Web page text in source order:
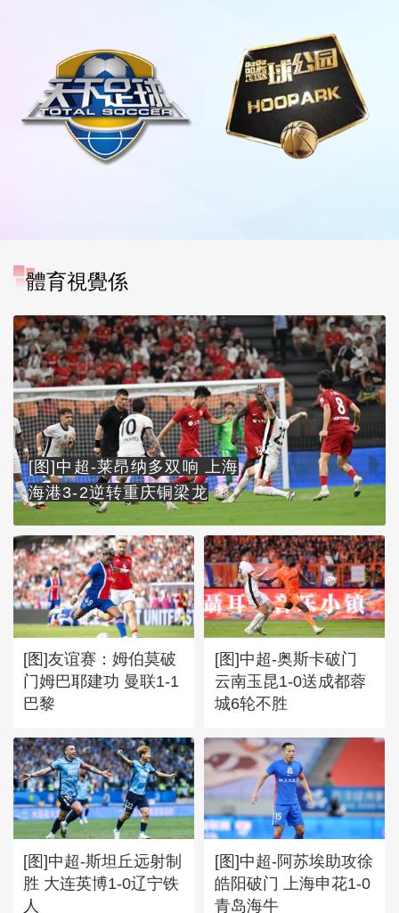
體育視覺係
[图]中超-莱昂纳多双响 上海
海港3-2逆转重庆铜梁龙
[图]友谊赛：姆伯莫破
门姆巴耶建功 曼联1-1
巴黎
[图]中超-奥斯卡破门
云南玉昆1-0送成都蓉
城6轮不胜
[图]中超-斯坦丘远射制
胜 大连英博1-0辽宁铁
人
[图]中超-阿苏埃助攻徐
皓阳破门 上海申花1-0
青岛海牛